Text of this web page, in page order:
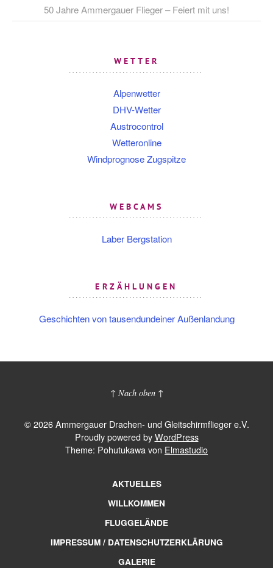
50 Jahre Ammergauer Flieger – Feiert mit uns!
WETTER
Alpenwetter
DHV-Wetter
Austrocontrol
Wetteronline
Windprognose Zugspitze
WEBCAMS
Laber Bergstation
ERZÄHLUNGEN
Geschichten von tausendundeiner Außenlandung
↑ Nach oben ↑
© 2026 Ammergauer Drachen- und Gleitschirmflieger e.V.
Proudly powered byWordPress
Theme: Pohutukawa von Elmastudio
AKTUELLES
WILLKOMMEN
FLUGGELÄNDE
IMPRESSUM / DATENSCHUTZERKLÄRUNG
GALERIE